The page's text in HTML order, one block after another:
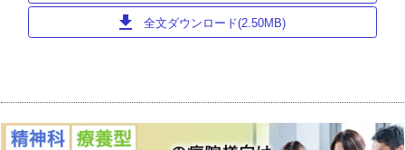
download 全文ダウンロード(2.50MB)